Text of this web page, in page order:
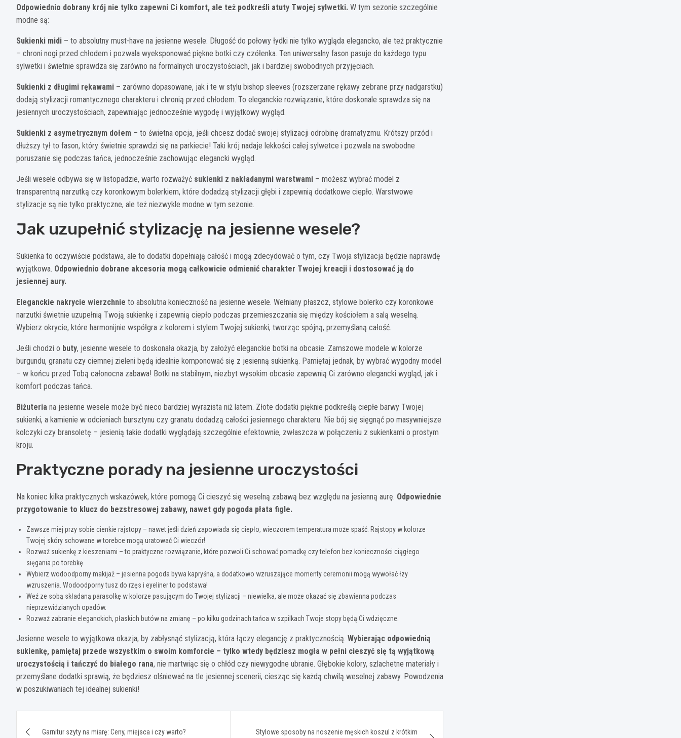
Odpowiednio dobrany krój nie tylko zapewni Ci komfort, ale też podkreśli atuty Twojej sylwetki. W tym sezonie szczególnie
modne są:
Sukienki midi – to absolutny must-have na jesienne wesele. Długość do połowy łydki nie tylko wygląda elegancko, ale też praktycznie
– chroni nogi przed chłodem i pozwala wyeksponować piękne botki czy czółenka. Ten uniwersalny fason pasuje do każdego typu
sylwetki i świetnie sprawdza się zarówno na formalnych uroczystościach, jak i bardziej swobodnych przyjęciach.
Sukienki z długimi rękawami – zarówno dopasowane, jak i te w stylu bishop sleeves (rozszerzane rękawy zebrane przy nadgarstku)
dodają stylizacji romantycznego charakteru i chronią przed chłodem. To eleganckie rozwiązanie, które doskonale sprawdza się na
jesiennych uroczystościach, zapewniając jednocześnie wygodę i wyjątkowy wygląd.
Sukienki z asymetrycznym dołem – to świetna opcja, jeśli chcesz dodać swojej stylizacji odrobinę dramatyzmu. Krótszy przód i
dłuższy tył to fason, który świetnie sprawdzi się na parkiecie! Taki krój nadaje lekkości całej sylwetce i pozwala na swobodne
poruszanie się podczas tańca, jednocześnie zachowując elegancki wygląd.
Jeśli wesele odbywa się w listopadzie, warto rozważyć sukienki z nakładanymi warstwami – możesz wybrać model z
transparentną narzutką czy koronkowym bolerkiem, które dodadzą stylizacji głębi i zapewnią dodatkowe ciepło. Warstwowe
stylizacje są nie tylko praktyczne, ale też niezwykle modne w tym sezonie.
Jak uzupełnić stylizację na jesienne wesele?
Sukienka to oczywiście podstawa, ale to dodatki dopełniają całość i mogą zdecydować o tym, czy Twoja stylizacja będzie naprawdę
wyjątkowa. Odpowiednio dobrane akcesoria mogą całkowicie odmienić charakter Twojej kreacji i dostosować ją do
jesiennej aury.
Eleganckie nakrycie wierzchnie to absolutna konieczność na jesienne wesele. Wełniany płaszcz, stylowe bolerko czy koronkowe
narzutki świetnie uzupełnią Twoją sukienkę i zapewnią ciepło podczas przemieszczania się między kościołem a salą weselną.
Wybierz okrycie, które harmonijnie współgra z kolorem i stylem Twojej sukienki, tworząc spójną, przemyślaną całość.
Jeśli chodzi o buty, jesienne wesele to doskonała okazja, by założyć eleganckie botki na obcasie. Zamszowe modele w kolorze
burgundu, granatu czy ciemnej zieleni będą idealnie komponować się z jesienną sukienką. Pamiętaj jednak, by wybrać wygodny model
– w końcu przed Tobą całonocna zabawa! Botki na stabilnym, niezbyt wysokim obcasie zapewnią Ci zarówno elegancki wygląd, jak i
komfort podczas tańca.
Biżuteria na jesienne wesele może być nieco bardziej wyrazista niż latem. Złote dodatki pięknie podkreślą ciepłe barwy Twojej
sukienki, a kamienie w odcieniach bursztynu czy granatu dodadzą całości jesiennego charakteru. Nie bój się sięgnąć po masywniejsze
kolczyki czy bransoletę – jesienią takie dodatki wyglądają szczególnie efektownie, zwłaszcza w połączeniu z sukienkami o prostym
kroju.
Praktyczne porady na jesienne uroczystości
Na koniec kilka praktycznych wskazówek, które pomogą Ci cieszyć się weselną zabawą bez względu na jesienną aurę. Odpowiednie
przygotowanie to klucz do bezstresowej zabawy, nawet gdy pogoda płata figle.
Zawsze miej przy sobie cienkie rajstopy – nawet jeśli dzień zapowiada się ciepło, wieczorem temperatura może spaść. Rajstopy w kolorze
Twojej skóry schowane w torebce mogą uratować Ci wieczór!
Rozważ sukienkę z kieszeniami – to praktyczne rozwiązanie, które pozwoli Ci schować pomadkę czy telefon bez konieczności ciągłego
sięgania po torebkę.
Wybierz wodoodporny makijaż – jesienna pogoda bywa kapryśna, a dodatkowo wzruszające momenty ceremonii mogą wywołać łzy
wzruszenia. Wodoodporny tusz do rzęs i eyeliner to podstawa!
Weź ze sobą składaną parasolkę w kolorze pasującym do Twojej stylizacji – niewielka, ale może okazać się zbawienna podczas
nieprzewidzianych opadów.
Rozważ zabranie eleganckich, płaskich butów na zmianę – po kilku godzinach tańca w szpilkach Twoje stopy będą Ci wdzięczne.
Jesienne wesele to wyjątkowa okazja, by zabłysnąć stylizacją, która łączy elegancję z praktycznością. Wybierając odpowiednią
sukienkę, pamiętaj przede wszystkim o swoim komforcie – tylko wtedy będziesz mogła w pełni cieszyć się tą wyjątkową
uroczystością i tańczyć do białego rana, nie martwiąc się o chłód czy niewygodne ubranie. Głębokie kolory, szlachetne materiały i
przemyślane dodatki sprawią, że będziesz olśniewać na tle jesiennej scenerii, ciesząc się każdą chwilą weselnej zabawy. Powodzenia
w poszukiwaniach tej idealnej sukienki!
Garnitur szyty na miarę: Ceny, miejsca i czy warto? Stylowe sposoby na noszenie męskich koszul z krótkim